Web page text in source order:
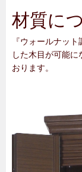
材質に
『ウォールナッ
した木目が可能
おります。